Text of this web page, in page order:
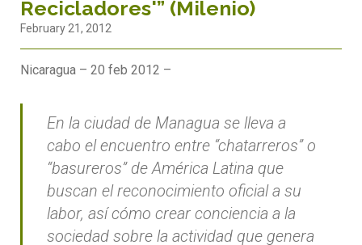
Recicladores'” (Milenio)
February 21, 2012
Nicaragua – 20 feb 2012 –
En la ciudad de Managua se lleva a
cabo el encuentro entre “chatarreros” o
“basureros” de América Latina que
buscan el reconocimiento oficial a su
labor, así cómo crear conciencia a la
sociedad sobre la actividad que genera